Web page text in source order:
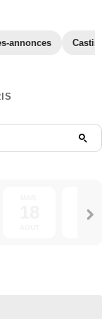
annonces Casting
19